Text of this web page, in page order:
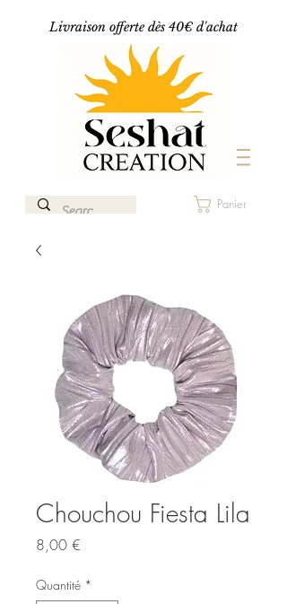
Livraison offerte dès 40€ d'achat
Panier
Chouchou Fiesta Lila
8,00 €
Quantité *